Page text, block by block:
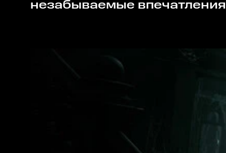
незабываемые